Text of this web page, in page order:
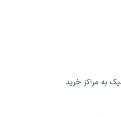
به مراکز خرید